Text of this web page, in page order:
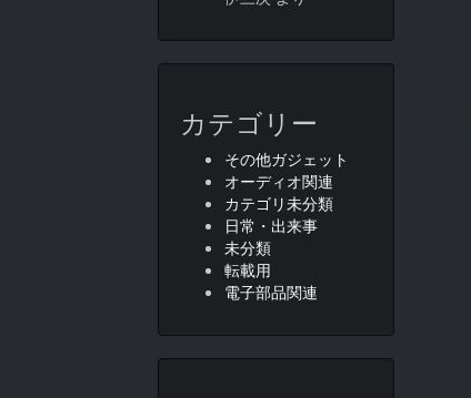
カテゴリー
その他ガジェット
オーディオ関連
カテゴリ未分類
日常・出来事
未分類
転載用
電子部品関連